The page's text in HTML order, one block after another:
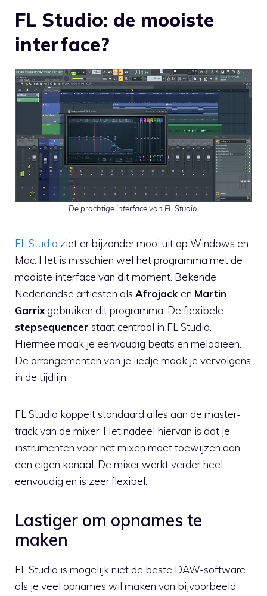
FL Studio: de mooiste
interface?
De prachtige interface van FL Studio.
FL Studio ziet er bijzonder mooi uit op Windows en
Mac. Het is misschien wel het programma met de
mooiste interface van dit moment. Bekende
Nederlandse artiesten als Afrojacken Martin
Garrixgebruiken dit programma. De flexibele
stepsequencer staat centraal in FL Studio.
Hiermee maak je eenvoudig beats en melodieën.
De arrangementen van je liedje maak je vervolgens
in de tijdlijn.
FL Studio koppelt standaard alles aan de master-
track van de mixer. Het nadeel hiervan is dat je
instrumenten voor het mixen moet toewijzen aan
een eigen kanaal. De mixer werkt verder heel
eenvoudig en is zeer flexibel.
Lastiger om opnames te
maken
FL Studio is mogelijk niet de beste DAW-software
als je veel opnames wil maken van bijvoorbeeld